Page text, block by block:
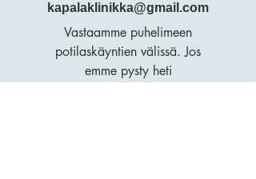
kapalaklinikka@gmail.com
Vastaamme puhelimeen
potilaskäyntien välissä. Jos
emme pysty heti